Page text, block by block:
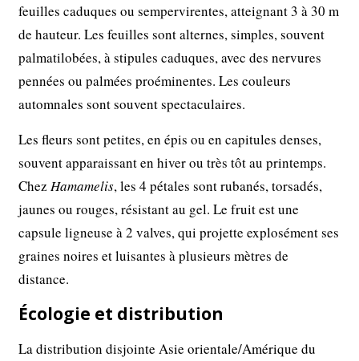
feuilles caduques ou sempervirentes, atteignant 3 à 30 m
de hauteur. Les feuilles sont alternes, simples, souvent
palmatilobées, à stipules caduques, avec des nervures
pennées ou palmées proéminentes. Les couleurs
automnales sont souvent spectaculaires.
Les fleurs sont petites, en épis ou en capitules denses,
souvent apparaissant en hiver ou très tôt au printemps.
ChezHamamelis, les 4 pétales sont rubanés, torsadés,
jaunes ou rouges, résistant au gel. Le fruit est une
capsule ligneuse à 2 valves, qui projette explosément ses
graines noires et luisantes à plusieurs mètres de
distance.
Écologie et distribution
La distribution disjointe Asie orientale/Amérique du